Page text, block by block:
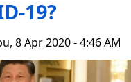
19?
8 Apr 2020 - 4:46 AM